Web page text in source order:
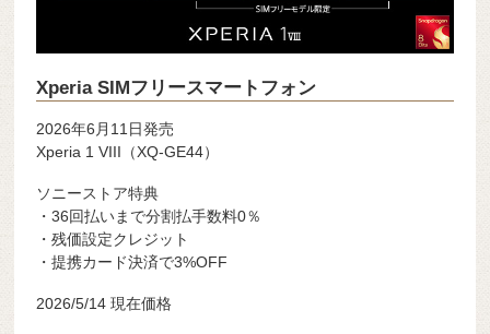
Xperia SIMフリースマートフォン
2026年6月11日発売
Xperia 1 VIII（XQ-GE44）
ソニーストア特典
・36回払いまで分割払手数料0％
・残価設定クレジット
・提携カード決済で3%OFF
2026/5/14 現在価格